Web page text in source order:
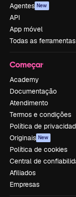
Agentes New
API
App móvel
Todas as ferramentas
Começar
Academy
Documentação
Atendimento
Termos e condições
Política de
Originais New
Política de cookies
Central de
Afiliados
Empresas